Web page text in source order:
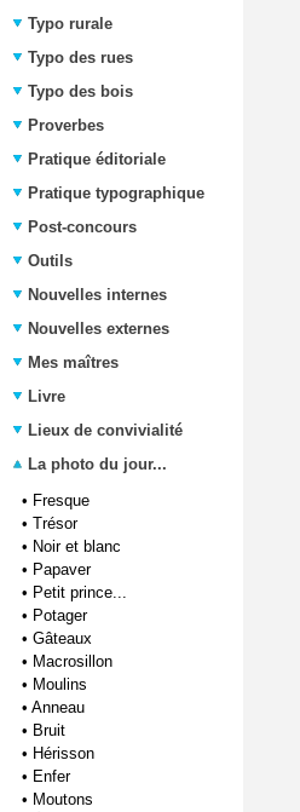
Typo rurale
Typo des rues
Typo des bois
Proverbes
Pratique éditoriale
Pratique typographique
Post-concours
Outils
Nouvelles internes
Nouvelles externes
Mes maîtres
Livre
Lieux de convivialité
La photo du jour...
• Fresque
• Trésor
• Noir et blanc
• Papaver
• Petit prince...
• Potager
• Gâteaux
• Macrosillon
• Moulins
• Anneau
• Bruit
• Hérisson
• Enfer
• Moutons